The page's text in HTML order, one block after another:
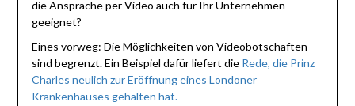
die Ansprache per Video auch für Ihr Unternehmen
geeignet?
Eines vorweg: Die Möglichkeiten von Videobotschaften
sind begrenzt. Ein Beispiel dafür liefert die Rede, die Prinz
Charles neulich zur Eröffnung eines Londoner
Krankenhauses gehalten hat.